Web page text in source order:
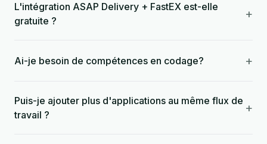
L'intégration ASAP Delivery + FastEX est-elle
gratuite ?
+
Ai-je besoin de compétences en codage? +
Puis-je ajouter plus d'applications au même flux de
travail ?
+